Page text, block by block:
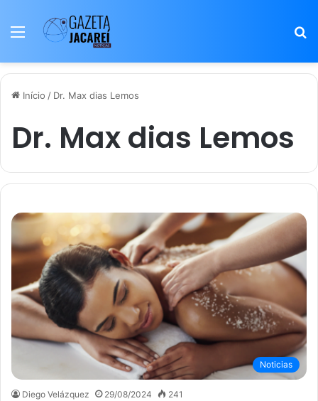
Menu
Início / Dr. Max dias Lemos
Dr. Max dias Lemos
Noticias
Diego Velázquez 29/08/2024 241